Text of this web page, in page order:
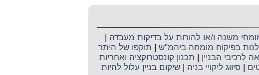
משנה ו/או להורות על בדיקות מעבדה |
בפיקוח מומחה ביהמ"ש | תוקפו של היתר
לרכיבי הבניין | תכנון קונסטרוקציה ואחריות
| סיווג ליקויי בניה | שיקום בניין עלול להיות